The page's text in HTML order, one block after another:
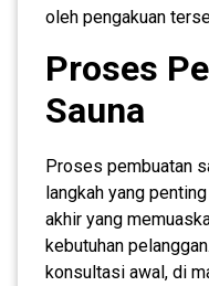
oleh pengakuan
Proses
Sauna
Proses pembuatan
langkah yang
akhir yang
kebutuhan
konsultasi awal, di